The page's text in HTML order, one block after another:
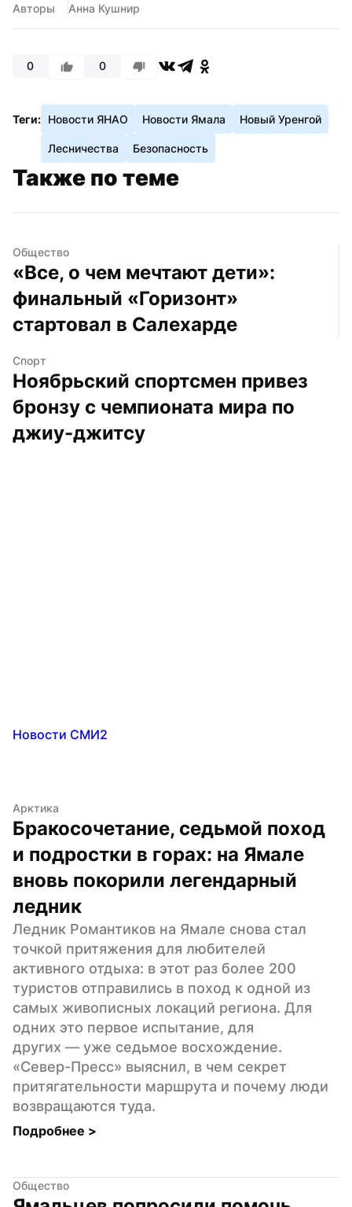
Авторы Анна Кушнир
0 0
Теги: Новости ЯНАО Новости Ямала Новый Уренгой
Лесничества Безопасность
Также по теме
Общество
«Все, о чем мечтают дети»:
финальный «Горизонт»
стартовал в Салехарде
Спорт
Ноябрьский спортсмен привез
бронзу с чемпионата мира по
джиу-джитсу
Новости СМИ2
Арктика
Бракосочетание, седьмой поход
и подростки в горах: на Ямале
вновь покорили легендарный
ледник
Ледник Романтиков на Ямале снова стал
точкой притяжения для любителей
активного отдыха: в этот раз более 200
туристов отправились в поход к одной из
самых живописных локаций региона. Для
одних это первое испытание, для
других — уже седьмое восхождение.
«Север-Пресс» выяснил, в чем секрет
притягательности маршрута и почему люди
возвращаются туда.
Подробнее >
Общество